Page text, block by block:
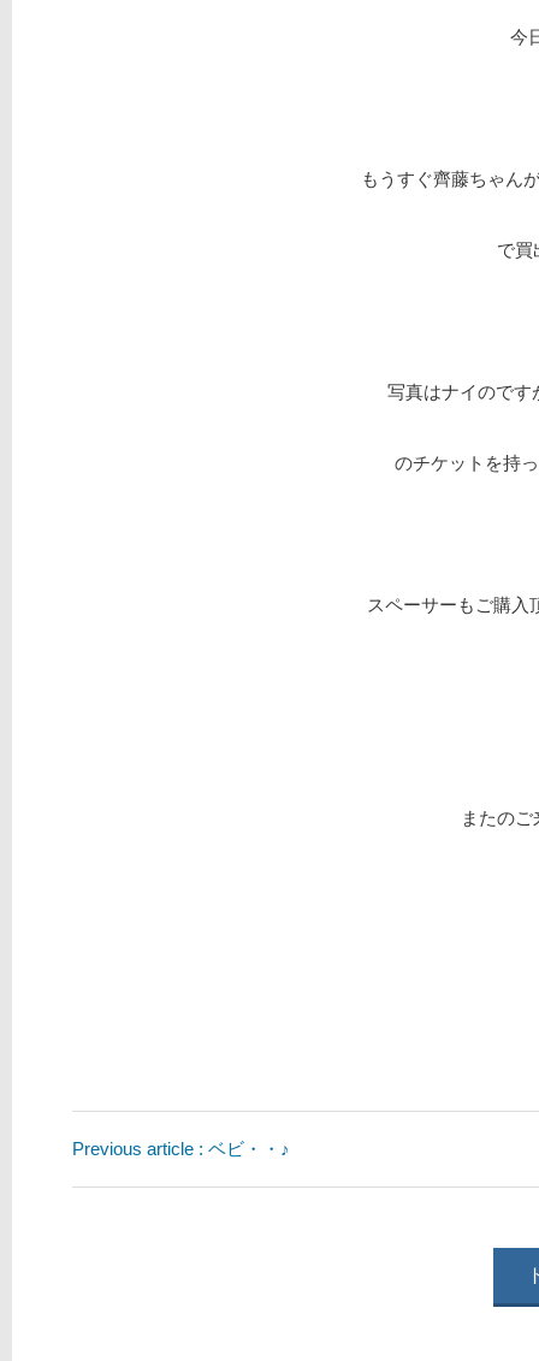
今
もうすぐ齊藤ちゃん
で買
写真はナイのです
のチケットを持
スペーサーもご購入
またの
Previous article : ベビ・・♪